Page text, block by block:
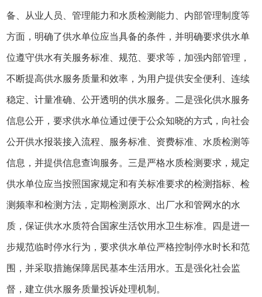
备、从业人员、管理能力和水质检测能力、内部管理制度等
方面，明确了供水单位应当具备的条件，并明确要求供水单
位遵守供水有关服务标准、规范、要求等，加强内部管理，
不断提高供水服务质量和效率，为用户提供安全便利、连续
稳定、计量准确、公开透明的供水服务。二是强化供水服务
信息公开，要求供水单位通过便于公众知晓的方式，向社会
公开供水报装接入流程、服务标准、资费标准、水质检测等
信息，并提供信息查询服务。三是严格水质检测要求，规定
供水单位应当按照国家规定和有关标准要求的检测指标、检
测频率和检测方法，定期检测原水、出厂水和管网水的水
质，保证供水水质符合国家生活饮用水卫生标准。四是进一
步规范临时停水行为，要求供水单位严格控制停水时长和范
围，并采取措施保障居民基本生活用水。五是强化社会监
督，建立供水服务质量投诉处理机制。